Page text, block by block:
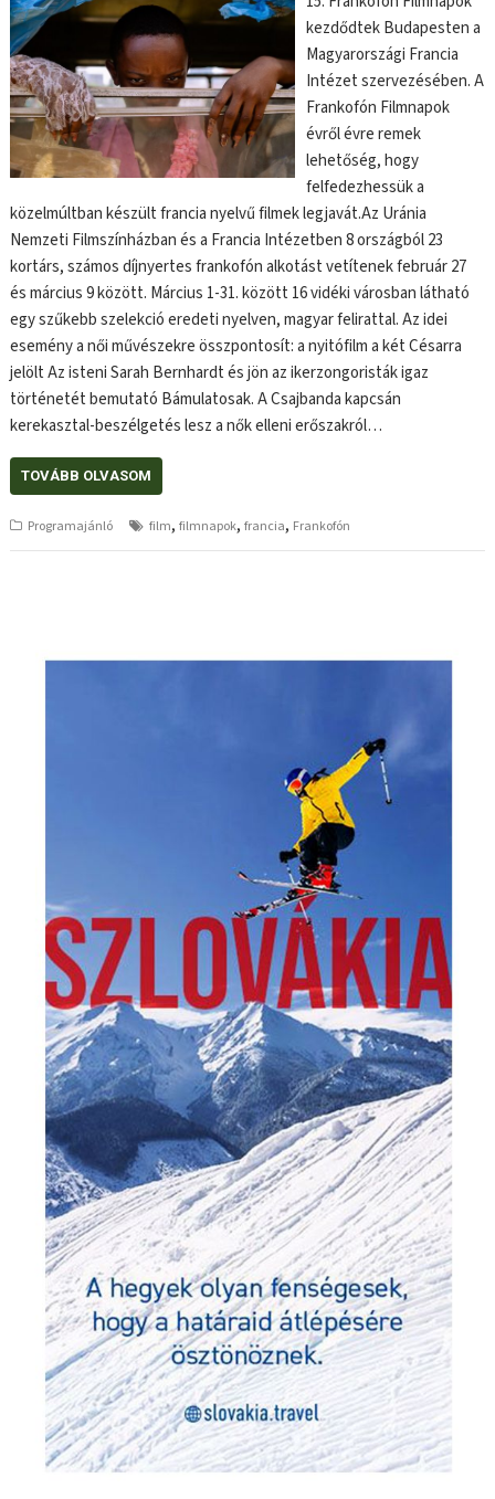
kezdődtek Budapesten a
Magyarországi Francia
Intézet szervezésében. A
Frankofón Filmnapok
évről évre remek
lehetőség, hogy
felfedezhessük a
közelmúltban készült francia nyelvű filmek legjavát.Az Uránia
Nemzeti Filmszínházban és a Francia Intézetben 8 országból 23
kortárs, számos díjnyertes frankofón alkotást vetítenek február 27
és március 9 között. Március 1-31. között 16 vidéki városban látható
egy szűkebb szelekció eredeti nyelven, magyar felirattal. Az idei
esemény a női művészekre összpontosít: a nyitófilm a két Césarra
jelölt Az isteni Sarah Bernhardt és jön az ikerzongoristák igaz
történetét bemutató Bámulatosak. A Csajbanda kapcsán
kerekasztal-beszélgetés lesz a nők elleni erőszakról…
TOVÁBB OLVASOM
Programajánló film,filmnapok,francia, Frankofón